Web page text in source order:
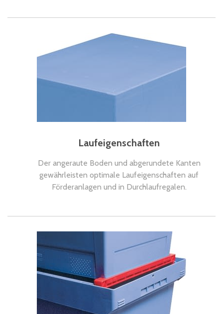
Laufeigenschaften
Der angeraute Boden und abgerundete Kanten
gewährleisten optimale Laufeigenschaften auf
Förderanlagen und in Durchlaufregalen.